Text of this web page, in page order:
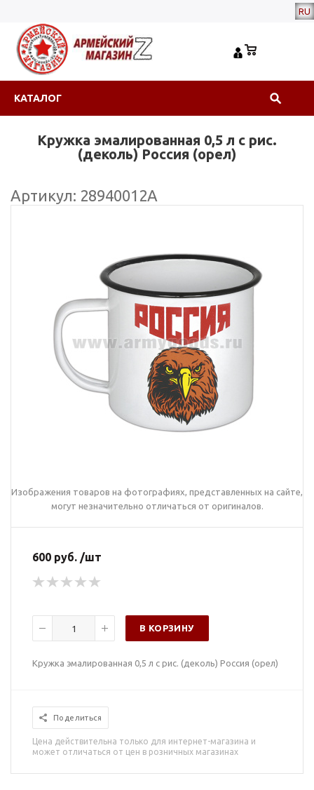
RU
КАТАЛОГ
Кружка эмалированная 0,5 л с рис.
(деколь) Россия (орел)
Артикул: 28940012А
Изображения товаров на фотографиях, представленных на сайте,
могут незначительно отличаться от оригиналов.
600 руб. /шт
В КОРЗИНУ
Кружка эмалированная 0,5 л с рис. (деколь) Россия (орел)
Поделиться
Цена действительна только для интернет-магазина и
может отличаться от цен в розничных магазинах